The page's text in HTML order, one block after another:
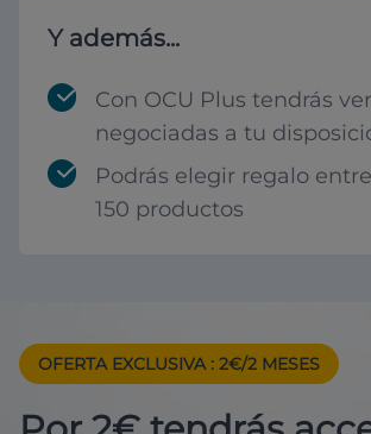
Y además...
Con OCU Plus tendrás
negociadas a tu
Podrás elegir regalo
150 productos
OFERTA EXCLUSIVA : 2€/2 MESES